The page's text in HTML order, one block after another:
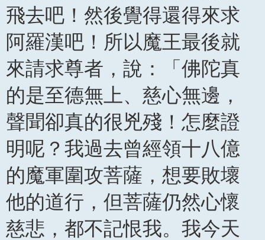
飛去吧！然後覺得還得來求
阿羅漢吧！所以魔王最後就
來請求尊者，說：「佛陀真
的是至德無上、慈心無邊，
聲聞卻真的很兇殘！怎麼證
明呢？我過去曾經領十八億
的魔軍圍攻菩薩，想要敗壞
他的道行，但菩薩仍然心懷
慈悲，都不記恨我。我今天